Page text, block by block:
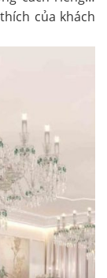
của khách